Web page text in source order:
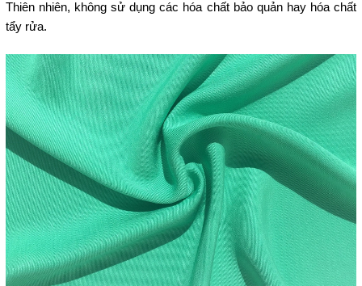
Thiên nhiên, không sử dụng các hóa chất bảo quản hay hóa chất
tẩy rửa.